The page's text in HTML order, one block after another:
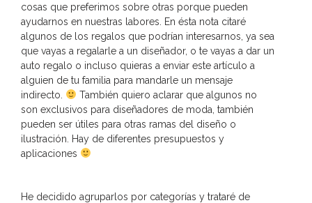
cosas que preferimos sobre otras porque pueden
ayudarnos en nuestras labores. En ésta nota citaré
algunos de los regalos que podrían interesarnos, ya sea
que vayas a regalarle a un diseñador, o te vayas a dar un
auto regalo o incluso quieras a enviar este artículo a
alguien de tu familia para mandarle un mensaje
indirecto.
También quiero aclarar que algunos no
son exclusivos para diseñadores de moda, también
pueden ser útiles para otras ramas del diseño o
ilustración. Hay de diferentes presupuestos y
aplicaciones
He decidido agruparlos por categorías y trataré de